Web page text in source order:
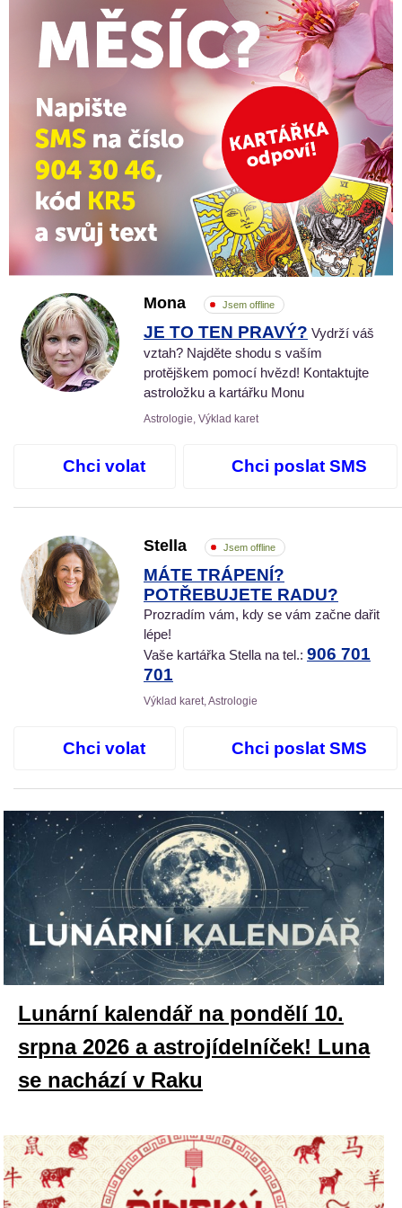
Mona Jsem offline
JE TO TEN PRAVÝ? Vydrží váš
vztah? Najděte shodu s vaším
protějškem pomocí hvězd! Kontaktujte
astroložku a kartářku Monu
Astrologie, Výklad karet
Chci volat Chci poslat SMS
Stella Jsem offline
MÁTE TRÁPENÍ?
POTŘEBUJETE RADU?
Prozradím vám, kdy se vám začne dařit
lépe!
Vaše kartářka Stella na tel.: 906 701
701
Výklad karet, Astrologie
Chci volat Chci poslat SMS
Lunární kalendář na pondělí 10.
srpna 2026 a astrojídelníček! Luna
se nachází v Raku